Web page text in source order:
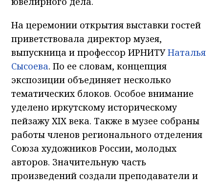
На церемонии открытия выставки гостей
приветствовала директор музея,
выпускница и профессор ИРНИТУНаталья
Сысоева. По ее словам, концепция
экспозиции объединяет несколько
тематических блоков. Особое внимание
уделено иркутскому историческому
пейзажу XIX века. Также в музее собраны
работы членов регионального отделения
Союза художников России, молодых
авторов. Значительную часть
произведений создали преподаватели и